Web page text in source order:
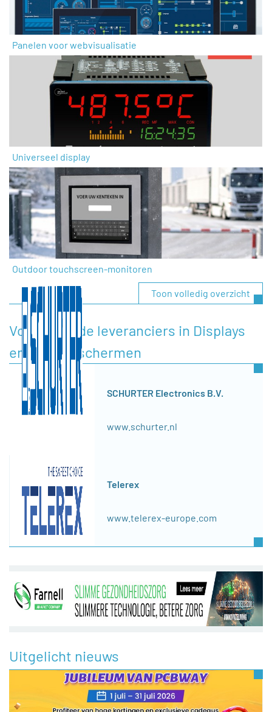
Panelen voor webvisualisatie
Universeel display
Outdoor touchscreen-monitoren
Toon volledig overzicht
Voorgestelde leveranciers in Displays
en aanraakschermen
SCHURTER Electronics B.V.
www.schurter.nl
Telerex
www.telerex-europe.com
Uitgelicht nieuws